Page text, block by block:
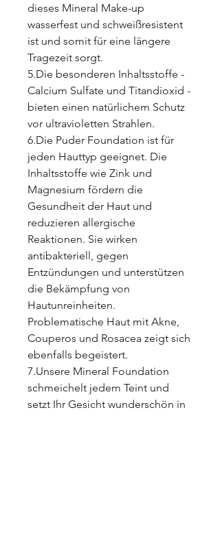
dieses Mineral Make-up
wasserfest und schweißresistent
ist und somit für eine längere
Tragezeit sorgt.
5.Die besonderen Inhaltsstoffe -
Calcium Sulfate und Titandioxid -
bieten einen natürlichem Schutz
vor ultravioletten Strahlen.
6.Die Puder Foundation ist für
jeden Hauttyp geeignet. Die
Inhaltsstoffe wie Zink und
Magnesium fördern die
Gesundheit der Haut und
reduzieren allergische
Reaktionen. Sie wirken
antibakteriell, gegen
Entzündungen und unterstützen
die Bekämpfung von
Hautunreinheiten.
Problematische Haut mit Akne,
Couperos und Rosacea zeigt sich
ebenfalls begeistert.
7.Unsere Mineral Foundation
schmeichelt jedem Teint und
setzt Ihr Gesicht wunderschön in